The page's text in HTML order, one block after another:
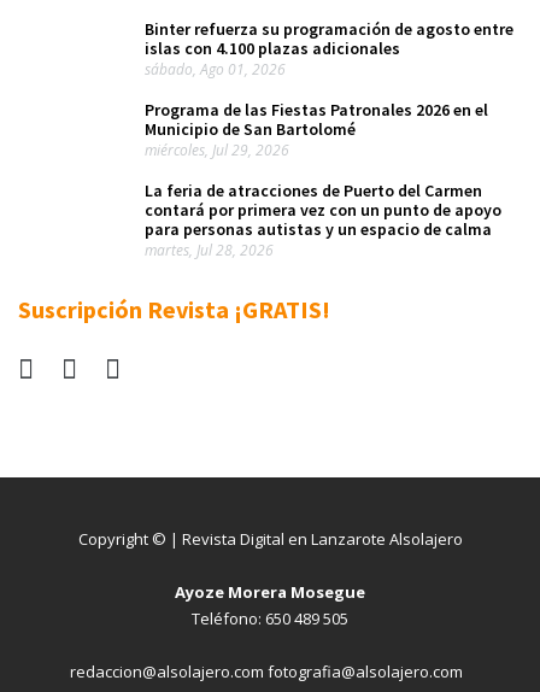
Binter refuerza su programación de agosto entre
islas con 4.100 plazas adicionales
sábado, Ago 01, 2026
Programa de las Fiestas Patronales 2026 en el
Municipio de San Bartolomé
miércoles, Jul 29, 2026
La feria de atracciones de Puerto del Carmen
contará por primera vez con un punto de apoyo
para personas autistas y un espacio de calma
martes, Jul 28, 2026
Suscripción Revista ¡GRATIS!
Copyright © | Revista Digital en Lanzarote Alsolajero
Ayoze Morera Mosegue
Teléfono: 650 489 505
redaccion@alsolajero.com fotografia@alsolajero.com